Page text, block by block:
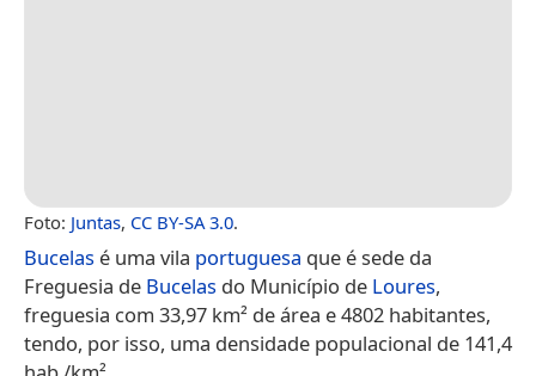
Foto: Juntas, CC BY-SA 3.0.
Bucelas é uma vila portuguesa que é sede da
Freguesia de Bucelas do Município de Loures,
freguesia com 33,97 km² de área e 4802 habitantes,
tendo, por isso, uma densidade populacional de 141,4